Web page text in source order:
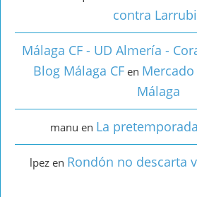
contra
Málaga CF - UD Almería -
Blog Málaga CF en
Málaga
manu en La
lpez en Rondón no descarta